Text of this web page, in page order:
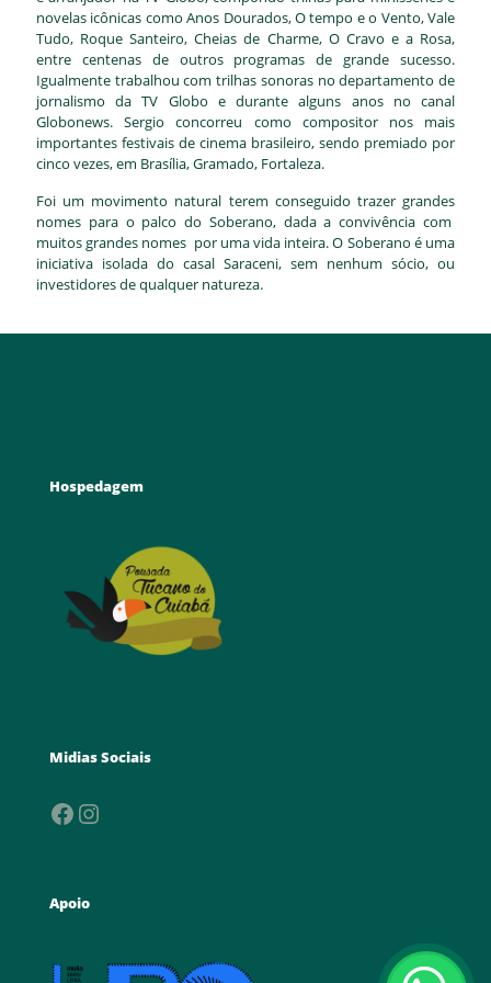
novelas icônicas como Anos Dourados, O tempo e o Vento, Vale
Tudo, Roque Santeiro, Cheias de Charme, O Cravo e a Rosa,
entre centenas de outros programas de grande sucesso.
Igualmente trabalhou com trilhas sonoras no departamento de
jornalismo da TV Globo e durante alguns anos no canal
Globonews. Sergio concorreu como compositor nos mais
importantes festivais de cinema brasileiro, sendo premiado por
cinco vezes, em Brasília, Gramado, Fortaleza.
Foi um movimento natural terem conseguido trazer grandes
nomes para o palco do Soberano, dada a convivência com
muitos grandes nomes por uma vida inteira. O Soberano é uma
iniciativa isolada do casal Saraceni, sem nenhum sócio, ou
investidores de qualquer natureza.
Hospedagem
Midias Sociais
Facebook
Instagram
Apoio